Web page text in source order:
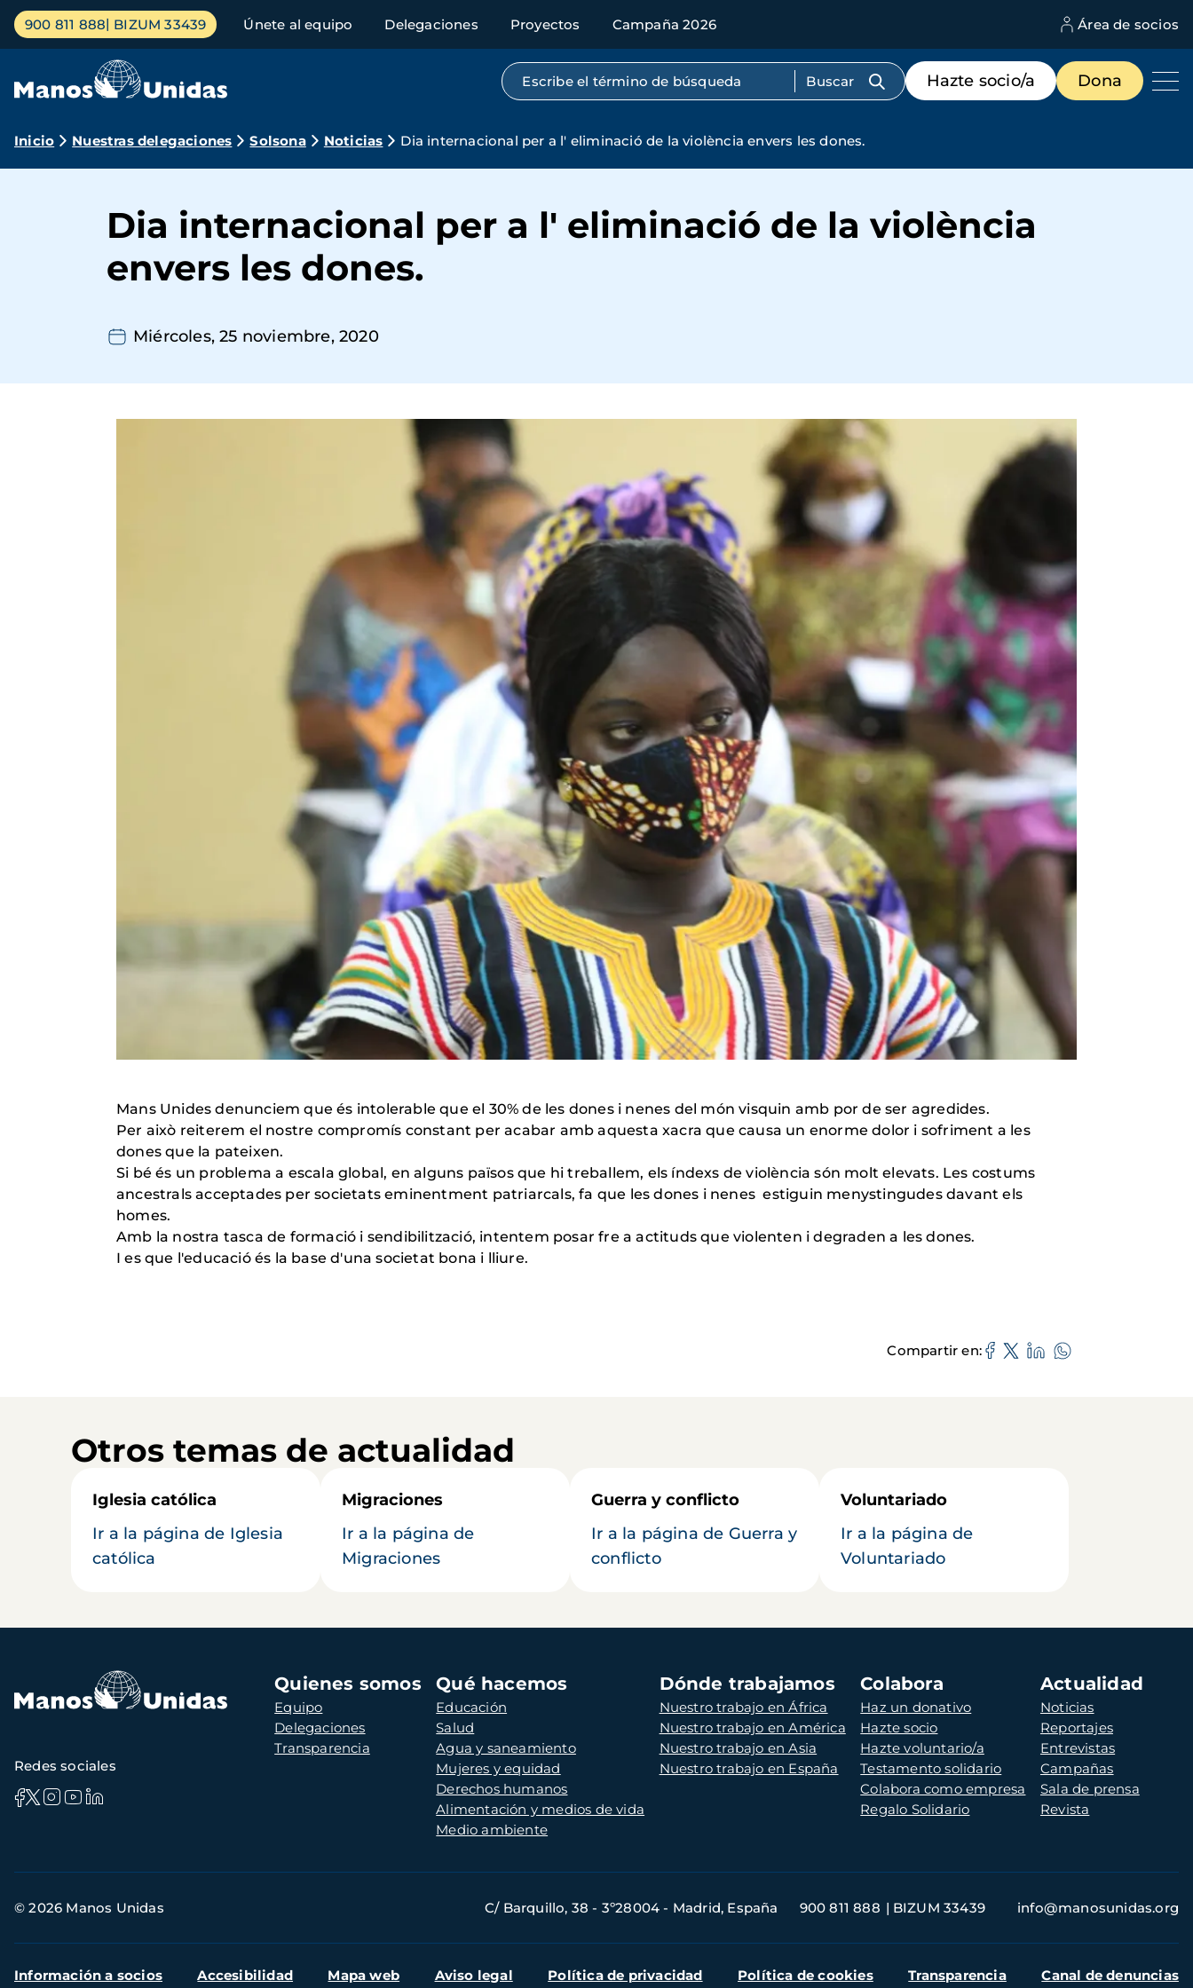
Pasar
contenido
Menú
principal
900 811 888 BIZUM 33439 Únete al equipo Delegaciones Proyectos Campaña 2026 Área de socios
Búsqueda por texto completo
Menú
de
destacados
Hazte socio/a Dona
Ruta
navegación
Inicio Nuestras delegaciones Solsona Noticias Dia internacional per a l' eliminació de la violència envers les dones.
Dia internacional per a l' eliminació de la violència
envers les dones.
Miércoles, 25 noviembre, 2020
Mans Unides denunciem que és intolerable que el 30% de les dones i nenes del món visquin amb por de ser agredides.
Per això reiterem el nostre compromís constant per acabar amb aquesta xacra que causa un enorme dolor i sofriment a les
dones que la pateixen.
Si bé és un problema a escala global, en alguns països que hi treballem, els índexs de violència són molt elevats. Les costums
ancestrals acceptades per societats eminentment patriarcals, fa que les dones i nenes estiguin menystingudes davant els
homes.
Amb la nostra tasca de formació i sendibilització, intentem posar fre a actituds que violenten i degraden a les dones.
I es que l'educació és la base d'una societat bona i lliure.
Compartir en
Otros temas de actualidad
Iglesia católica
Ir a la página de Iglesia
católica
Migraciones
Ir a la página de
Migraciones
Guerra y conflicto
Ir a la página de Guerra y
conflicto
Voluntariado
Ir a la página de
Voluntariado
Navegación
principal
Quienes somos
Equipo
Delegaciones
Transparencia
Qué hacemos
Educación
Salud
Agua y saneamiento
Mujeres y equidad
Derechos humanos
Alimentación y medios de vida
Medio ambiente
Dónde trabajamos
Nuestro trabajo en África
Nuestro trabajo en América
Nuestro trabajo en Asia
Nuestro trabajo en España
Colabora
Haz un donativo
Hazte socio
Hazte voluntario/a
Testamento solidario
Colabora como empresa
Regalo Solidario
Actualidad
Noticias
Reportajes
Entrevistas
Campañas
Sala de prensa
Revista
Redes sociales
de
© 2026 Manos Unidas C/ Barquillo, 38 - 3º28004 - Madrid, España 900 811 888 BIZUM 33439 info@manosunidas.org
Menú
Información a socios Accesibilidad Mapa web Aviso legal Política de privacidad Política de cookies Transparencia Canal de denuncias